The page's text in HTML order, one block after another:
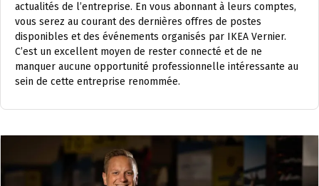
actualités de l’entreprise. En vous abonnant à leurs comptes,
vous serez au courant des dernières offres de postes
disponibles et des événements organisés par IKEA Vernier.
C’est un excellent moyen de rester connecté et de ne
manquer aucune opportunité professionnelle intéressante au
sein de cette entreprise renommée.